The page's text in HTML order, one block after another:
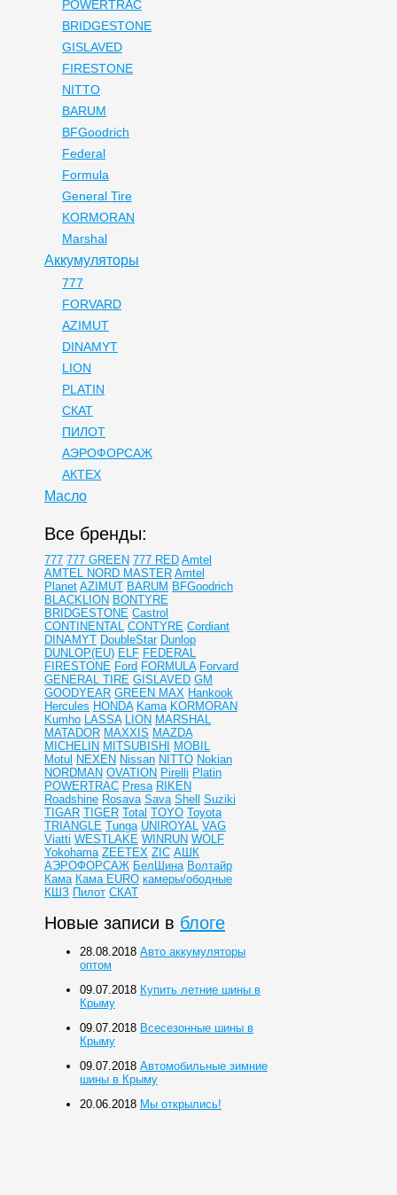
POWERTRAC
BRIDGESTONE
GISLAVED
FIRESTONE
NITTO
BARUM
BFGoodrich
Federal
Formula
General Tire
KORMORAN
Marshal
Аккумуляторы
777
FORVARD
AZIMUT
DINAMYT
LION
PLATIN
СКАТ
ПИЛОТ
АЭРОФОРСАЖ
АКТЕХ
Масло
Все бренды:
777 777 GREEN 777 RED Amtel
AMTEL NORD MASTER Amtel
Planet AZIMUT BARUM BFGoodrich
BLACKLION BONTYRE
BRIDGESTONE Castrol
CONTINENTAL CONTYRE Cordiant
DINAMYT DoubleStar Dunlop
DUNLOP(EU) ELF FEDERAL
FIRESTONE Ford FORMULA Forvard
GENERAL TIRE GISLAVED GM
GOODYEAR GREEN MAX Hankook
Hercules HONDA Kama KORMORAN
Kumho LASSA LION MARSHAL
MATADOR MAXXIS MAZDA
MICHELIN MITSUBISHI MOBIL
Motul NEXEN Nissan NITTO Nokian
NORDMAN OVATION Pirelli Platin
POWERTRAC Presa RIKEN
Roadshine Rosava Sava Shell Suziki
TIGAR TIGER Total TOYO Toyota
TRIANGLE Tunga UNIROYAL VAG
Viatti WESTLAKE WINRUN WOLF
Yokohama ZEETEX ZIC АШК
АЭРОФОРСАЖ БелШина Волтайр
Кама Кама EURO камеры/ободные
КШЗ Пилот СКАТ
Новые записи в блоге
28.08.2018 Авто аккумуляторы
оптом
09.07.2018 Купить летние шины в
Крыму
09.07.2018 Всесезонные шины в
Крыму
09.07.2018 Автомобильные зимние
шины в Крыму
20.06.2018 Мы открылись!